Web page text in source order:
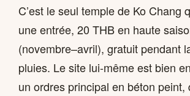
C’est le seul temple de Ko Chang
une entrée, 20 THB en haute
(novembre–avril), gratuit pendant
pluies. Le site lui-même est bien
un ordres principal en béton peint,